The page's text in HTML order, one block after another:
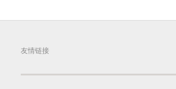
友情链接